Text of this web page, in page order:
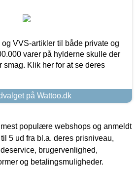
VVS-artikler til både private og
varer på hylderne skulle der
Klik her for at se deres
på Wattoo.dk
populære webshops og anmeldt
5 ud fra bl.a. deres prisniveau,
brugervenlighed,
og betalingsmuligheder.